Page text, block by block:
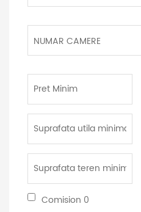
camere:
NUMAR CAMERE
Minim:
utila
minima:
teren
minima:
Comision
Comision 0